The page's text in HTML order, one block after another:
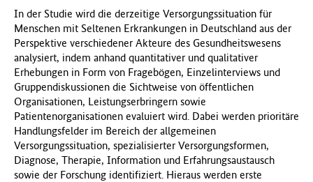
e
i
t
(
B
M
G
)
In der Studie wird die derzeitige Versorgungssituation für
Menschen mit Seltenen Erkrankungen in Deutschland aus der
Perspektive verschiedener Akteure des Gesundheitswesens
analysiert, indem anhand quantitativer und qualitativer
Erhebungen in Form von Fragebögen, Einzelinterviews und
Gruppendiskussionen die Sichtweise von öffentlichen
Organisationen, Leistungserbringern sowie
Patientenorganisationen evaluiert wird. Dabei werden prioritäre
Handlungsfelder im Bereich der allgemeinen
Versorgungssituation, spezialisierter Versorgungsformen,
Diagnose, Therapie, Information und Erfahrungsaustausch
sowie der Forschung identifiziert. Hieraus werden erste